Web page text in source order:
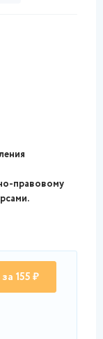
правовому
155 ₽